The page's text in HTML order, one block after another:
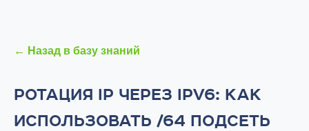
← Назад в базу знаний
РОТАЦИЯ IP ЧЕРЕЗ IPV6: КАК
ИСПОЛЬЗОВАТЬ /64 ПОДСЕТЬ